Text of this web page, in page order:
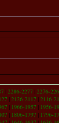
|2286-2277 |2276-
| 2126-2117 | 2116-
| 1966-1957 | 1956-
| 1806-1797 | 1796-